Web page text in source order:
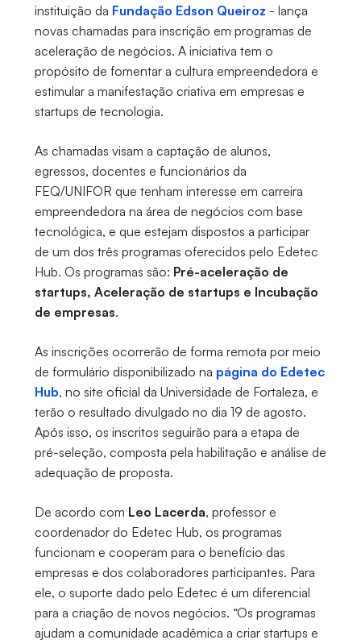
instituição da Fundação Edson Queiroz - lança
novas chamadas para inscrição em programas de
aceleração de negócios. A iniciativa tem o
propósito de fomentar a cultura empreendedora e
estimular a manifestação criativa em empresas e
startups de tecnologia.
As chamadas visam a captação de alunos,
egressos, docentes e funcionários da
FEQ/UNIFOR que tenham interesse em carreira
empreendedora na área de negócios com base
tecnológica, e que estejam dispostos a participar
de um dos três programas oferecidos pelo Edetec
Hub. Os programas são: Pré-aceleração de
startups, Aceleração de startups e Incubação
de empresas.
As inscrições ocorrerão de forma remota por meio
de formulário disponibilizado na página do Edetec
Hub, no site oficial da Universidade de Fortaleza, e
terão o resultado divulgado no dia 19 de agosto.
Após isso, os inscritos seguirão para a etapa de
pré-seleção, composta pela habilitação e análise de
adequação de proposta.
De acordo com Leo Lacerda, professor e
coordenador do Edetec Hub, os programas
funcionam e cooperam para o benefício das
empresas e dos colaboradores participantes. Para
ele, o suporte dado pelo Edetec é um diferencial
para a criação de novos negócios. “Os programas
ajudam a comunidade acadêmica a criar startups e